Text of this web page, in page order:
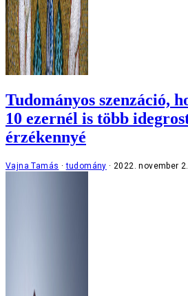
Tudományos szenzáció,
10 ezernél is több
érzékennyé
Vajna Tamás tudomány 2022. november 2.